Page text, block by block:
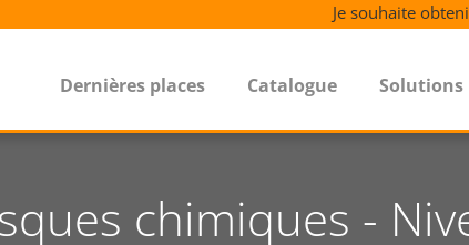
Je souhaite
Dernières places Catalogue Solutions
chimiques -